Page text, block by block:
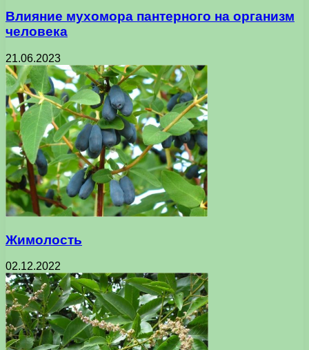
Влияние мухомора пантерного на организм
человека
21.06.2023
Жимолость
02.12.2022